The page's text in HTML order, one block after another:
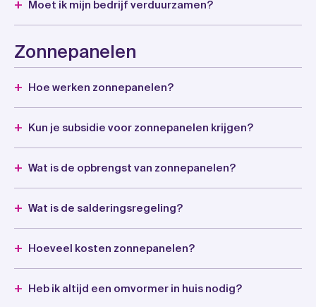
Moet ik mijn bedrijf verduurzamen?
Zonnepanelen
Hoe werken zonnepanelen?
Kun je subsidie voor zonnepanelen krijgen?
Wat is de opbrengst van zonnepanelen?
Wat is de salderingsregeling?
Hoeveel kosten zonnepanelen?
Heb ik altijd een omvormer in huis nodig?